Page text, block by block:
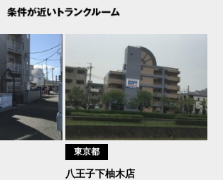
東京都
八王子下柚木店